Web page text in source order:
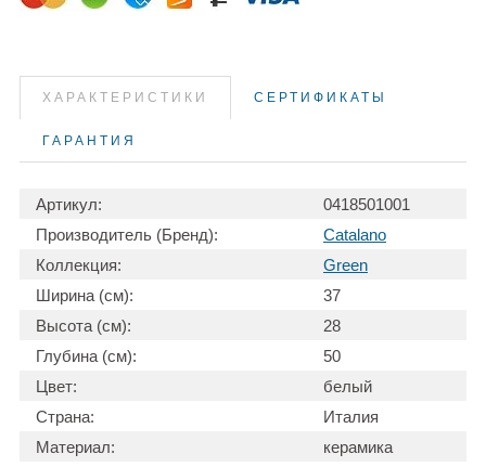
ХАРАКТЕРИСТИКИ СЕРТИФИКАТЫ
ГАРАНТИЯ
Артикул:
0418501001
Производитель (Бренд):
Catalano
Коллекция:
Green
Ширина (см):
37
Высота (см):
28
Глубина (см):
50
Цвет:
белый
Страна:
Италия
Материал:
керамика